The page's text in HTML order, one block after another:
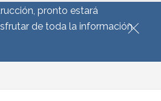
pronto estará
de toda la información